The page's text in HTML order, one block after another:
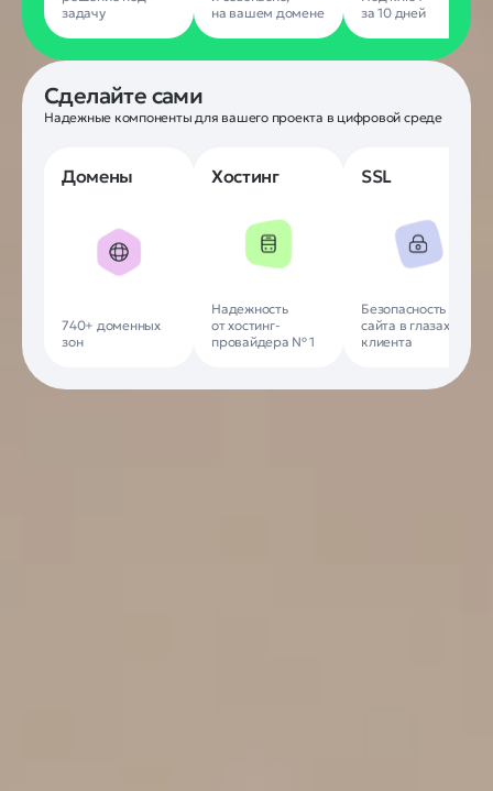
задачу
на вашем домене
за 10 дней
Сделайте сами
Надежные компоненты для вашего проекта в цифровой среде
Домены
740+ доменных
зон
Хостинг
Надежность
от хостинг-
провайдера № 1
SSL
Безопасность
сайта в глазах
клиента